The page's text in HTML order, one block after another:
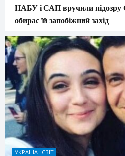
НАБУ і САП вручили підозру
обирає їй запобіжний захід
УКРАЇНА І СВІТ